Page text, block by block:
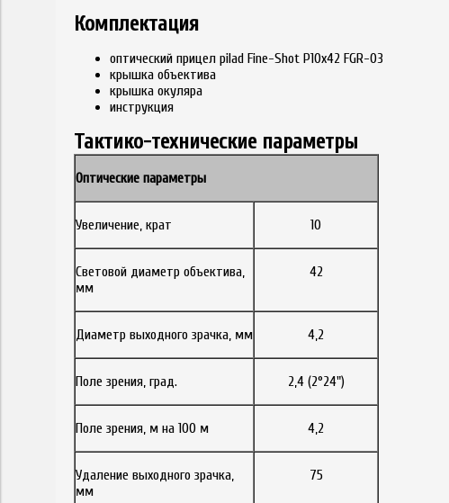
Комплектация
оптический прицел pilad Fine-Shot P10x42 FGR-03
крышка объектива
крышка окуляра
инструкция
Тактико-технические параметры
Оптические параметры
Увеличение, крат 10
Световой диаметр объектива,
мм
42
Диаметр выходного зрачка, мм 4,2
Поле зрения, град. 2,4 (2°24")
Поле зрения, м на 100 м 4,2
Удаление выходного зрачка,
мм
75